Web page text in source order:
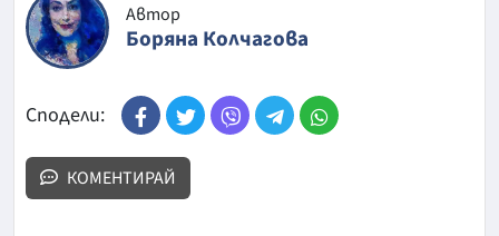
Автор
Боряна Колчагова
Сподели:
КОМЕНТИРАЙ